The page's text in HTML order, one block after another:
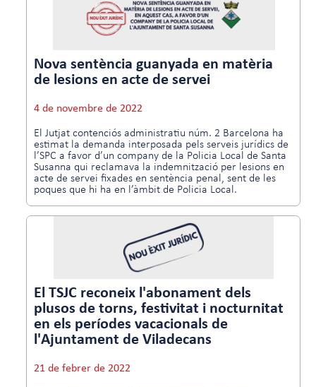
Nova sentència guanyada en matèria
de lesions en acte de servei
4 de novembre de 2022
El Jutjat contenciós administratiu núm. 2 Barcelona ha
estimat la demanda interposada pels serveis jurídics de
l’SPC a favor d’un company de la Policia Local de Santa
Susanna qui reclamava la indemnització per lesions en
acte de servei fixades en sentència penal, sent de les
poques que hi ha en l’àmbit de Policia Local.
El TSJC reconeix l'abonament dels
plusos de torns, festivitat i nocturnitat
en els períodes vacacionals de
l'Ajuntament de Viladecans
21 de febrer de 2022